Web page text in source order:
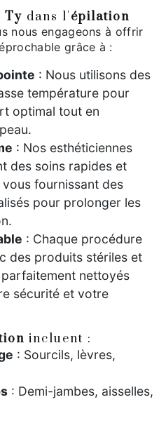
Ty dans l'épilation
nous engageons à offrir
grâce à :
: Nous utilisons des
température pour
optimal tout en
: Nos esthéticiennes
des soins rapides et
fournissant des
pour prolonger les
: Chaque procédure
des produits stériles et
nettoyés
sécurité et votre
incluent :
: Sourcils, lèvres,
: Demi-jambes, aisselles,